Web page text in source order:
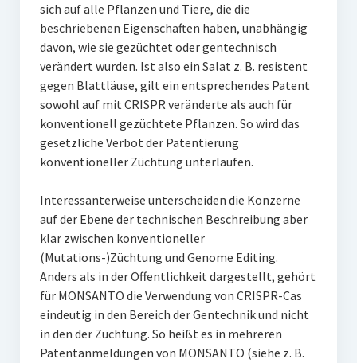
sich auf alle Pflanzen und Tiere, die die
beschriebenen Eigenschaften haben, unabhängig
davon, wie sie gezüchtet oder gentechnisch
verändert wurden. Ist also ein Salat z. B. resistent
gegen Blattläuse, gilt ein entsprechendes Patent
sowohl auf mit CRISPR veränderte als auch für
konventionell gezüchtete Pflanzen. So wird das
gesetzliche Verbot der Patentierung
konventioneller Züchtung unterlaufen.
Interessanterweise unterscheiden die Konzerne
auf der Ebene der technischen Beschreibung aber
klar zwischen konventioneller
(Mutations-)Züchtung und Genome Editing.
Anders als in der Öffentlichkeit dargestellt, gehört
für MONSANTO die Verwendung von CRISPR-Cas
eindeutig in den Bereich der Gentechnik und nicht
in den der Züchtung. So heißt es in mehreren
Patentanmeldungen von MONSANTO (siehe z. B.